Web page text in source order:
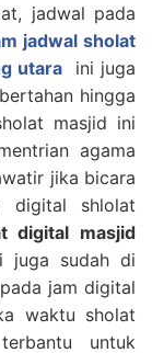
jadwal pada
jadwal sholat
utara ini juga
hingga
masjid ini
agama
jika bicara
digital shlolat
digital masjid
sudah di
jam digital
waktu sholat
untuk